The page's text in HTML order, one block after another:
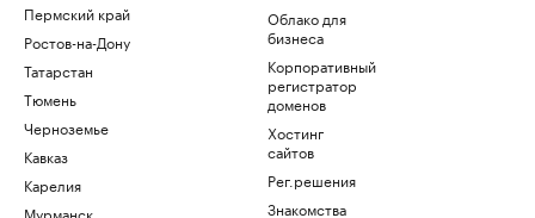
Пермский край
Ростов-на-Дону
Татарстан
Тюмень
Черноземье
Кавказ
Карелия
Мурманск
Облако для
бизнеса
Корпоративный
регистратор
доменов
Хостинг
сайтов
Рег.решения
Знакомства